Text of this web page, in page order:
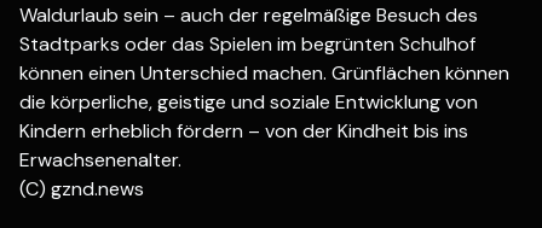
Waldurlaub sein – auch der regelmäßige Besuch des
Stadtparks oder das Spielen im begrünten Schulhof
können einen Unterschied machen. Grünflächen können
die körperliche, geistige und soziale Entwicklung von
Kindern erheblich fördern – von der Kindheit bis ins
Erwachsenenalter.
(C) gznd.news